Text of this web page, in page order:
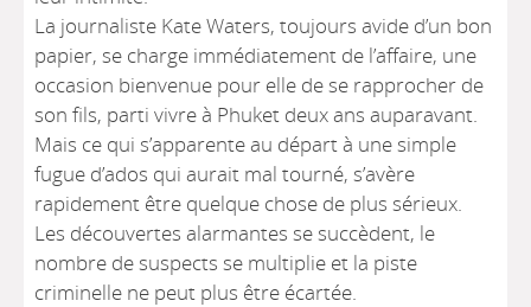
La journaliste Kate Waters, toujours avide d’un bon
papier, se charge immédiatement de l’affaire, une
occasion bienvenue pour elle de se rapprocher de
son fils, parti vivre à Phuket deux ans auparavant.
Mais ce qui s’apparente au départ à une simple
fugue d’ados qui aurait mal tourné, s’avère
rapidement être quelque chose de plus sérieux.
Les découvertes alarmantes se succèdent, le
nombre de suspects se multiplie et la piste
criminelle ne peut plus être écartée.